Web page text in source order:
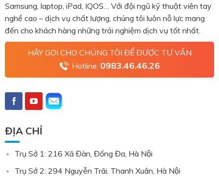
Samsung, laptop, iPad, IQOS… Với đội ngũ kỹ thuật viên tay
nghề cao – dịch vụ chất lượng, chúng tôi luôn nỗ lực mang
đến cho khách hàng những trải nghiệm dịch vụ tốt nhất.
HÃY GỌI CHO CHÚNG TÔI ĐỂ ĐƯỢC TƯ VẤN
Hotline: 0983.46.46.26
ĐỊA CHỈ
Trụ Sở 1: 216 Xã Đàn, Đống Đa, Hà Nội
Trụ Sở 2: 294 Nguyễn Trãi, Thanh Xuân, Hà Nội